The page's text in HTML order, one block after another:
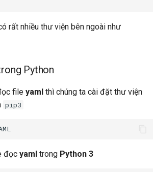
rất nhiều thư viện bên ngoài như
Python
file yaml thì chúng ta cài đặt thư viện
pip3
đọc yaml trong Python 3